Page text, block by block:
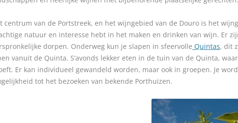
centrum van de Portstreek, en het wijngebied van de Douro is het
natuur en interesse hebt in het maken en drinken van wijn. Er
dorpen. Onderweg kun je slapen in sfeervolle Quintas, dit
vanuit de Quinta. S’avonds lekker eten in de tuin van de Quinta,
Er kan individueel gewandeld worden, maar ook in groepen. Je
tot het bezoeken van bekende Porthuizen.